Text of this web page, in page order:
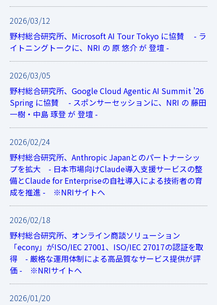
2026/03/12
野村総合研究所、Microsoft AI Tour Tokyo に協賛 - ラ
イトニングトークに、NRI の 原 悠介 が 登壇 -
2026/03/05
野村総合研究所、Google Cloud Agentic AI Summit '26
Spring に協賛 - スポンサーセッションに、NRI の 藤田
一樹・中島 琢登 が 登壇 -
2026/02/24
野村総合研究所、Anthropic Japanとのパートナーシッ
プを拡大 - 日本市場向けClaude導入支援サービスの整
備とClaude for Enterpriseの自社導入による技術者の育
成を推進 - ※NRIサイトへ
2026/02/18
野村総合研究所、オンライン商談ソリューション
「econy」がISO/IEC 27001、ISO/IEC 27017の認証を取
得 - 厳格な運用体制による高品質なサービス提供が評
価 - ※NRIサイトへ
2026/01/20